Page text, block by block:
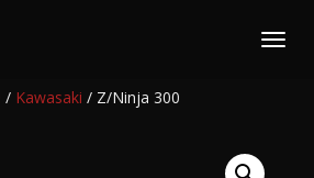
/ Kawasaki / Z/Ninja 300